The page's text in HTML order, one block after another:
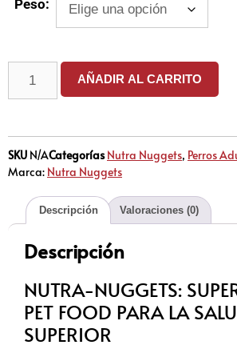
Peso:
AÑADIR AL CARRITO
SKU N/ACategorías Nutra Nuggets, Perros
Marca: Nutra Nuggets
Descripción Valoraciones (0)
Descripción
NUTRA-NUGGETS:
PET FOOD PARA LA
SUPERIOR